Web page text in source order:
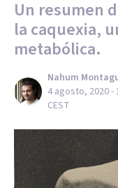
Un resumen
la caquexia,
metabólica.
Nahum
4 agosto, 2020 -
CEST